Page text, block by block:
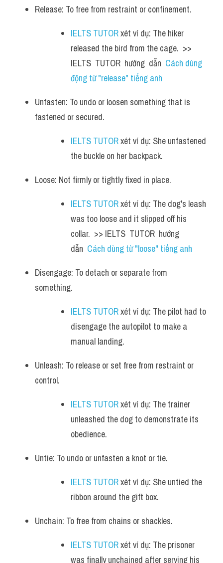
Release: To free from restraint or confinement.
IELTS TUTOR xét ví dụ: The hiker
released the bird from the cage.  >>
IELTS  TUTOR  hướng  dẫn Cách dùng
động từ "release" tiếng anh
Unfasten: To undo or loosen something that is
fastened or secured.
IELTS TUTOR xét ví dụ: She unfastened
the buckle on her backpack.
Loose: Not firmly or tightly fixed in place.
IELTS TUTOR xét ví dụ: The dog's leash
was too loose and it slipped off his
collar.  >> IELTS  TUTOR  hướng
dẫn Cách dùng từ "loose" tiếng anh
Disengage: To detach or separate from
something.
IELTS TUTOR xét ví dụ: The pilot had to
disengage the autopilot to make a
manual landing.
Unleash: To release or set free from restraint or
control.
IELTS TUTOR xét ví dụ: The trainer
unleashed the dog to demonstrate its
obedience.
Untie: To undo or unfasten a knot or tie.
IELTS TUTOR xét ví dụ: She untied the
ribbon around the gift box.
Unchain: To free from chains or shackles.
IELTS TUTOR xét ví dụ: The prisoner
was finally unchained after serving his